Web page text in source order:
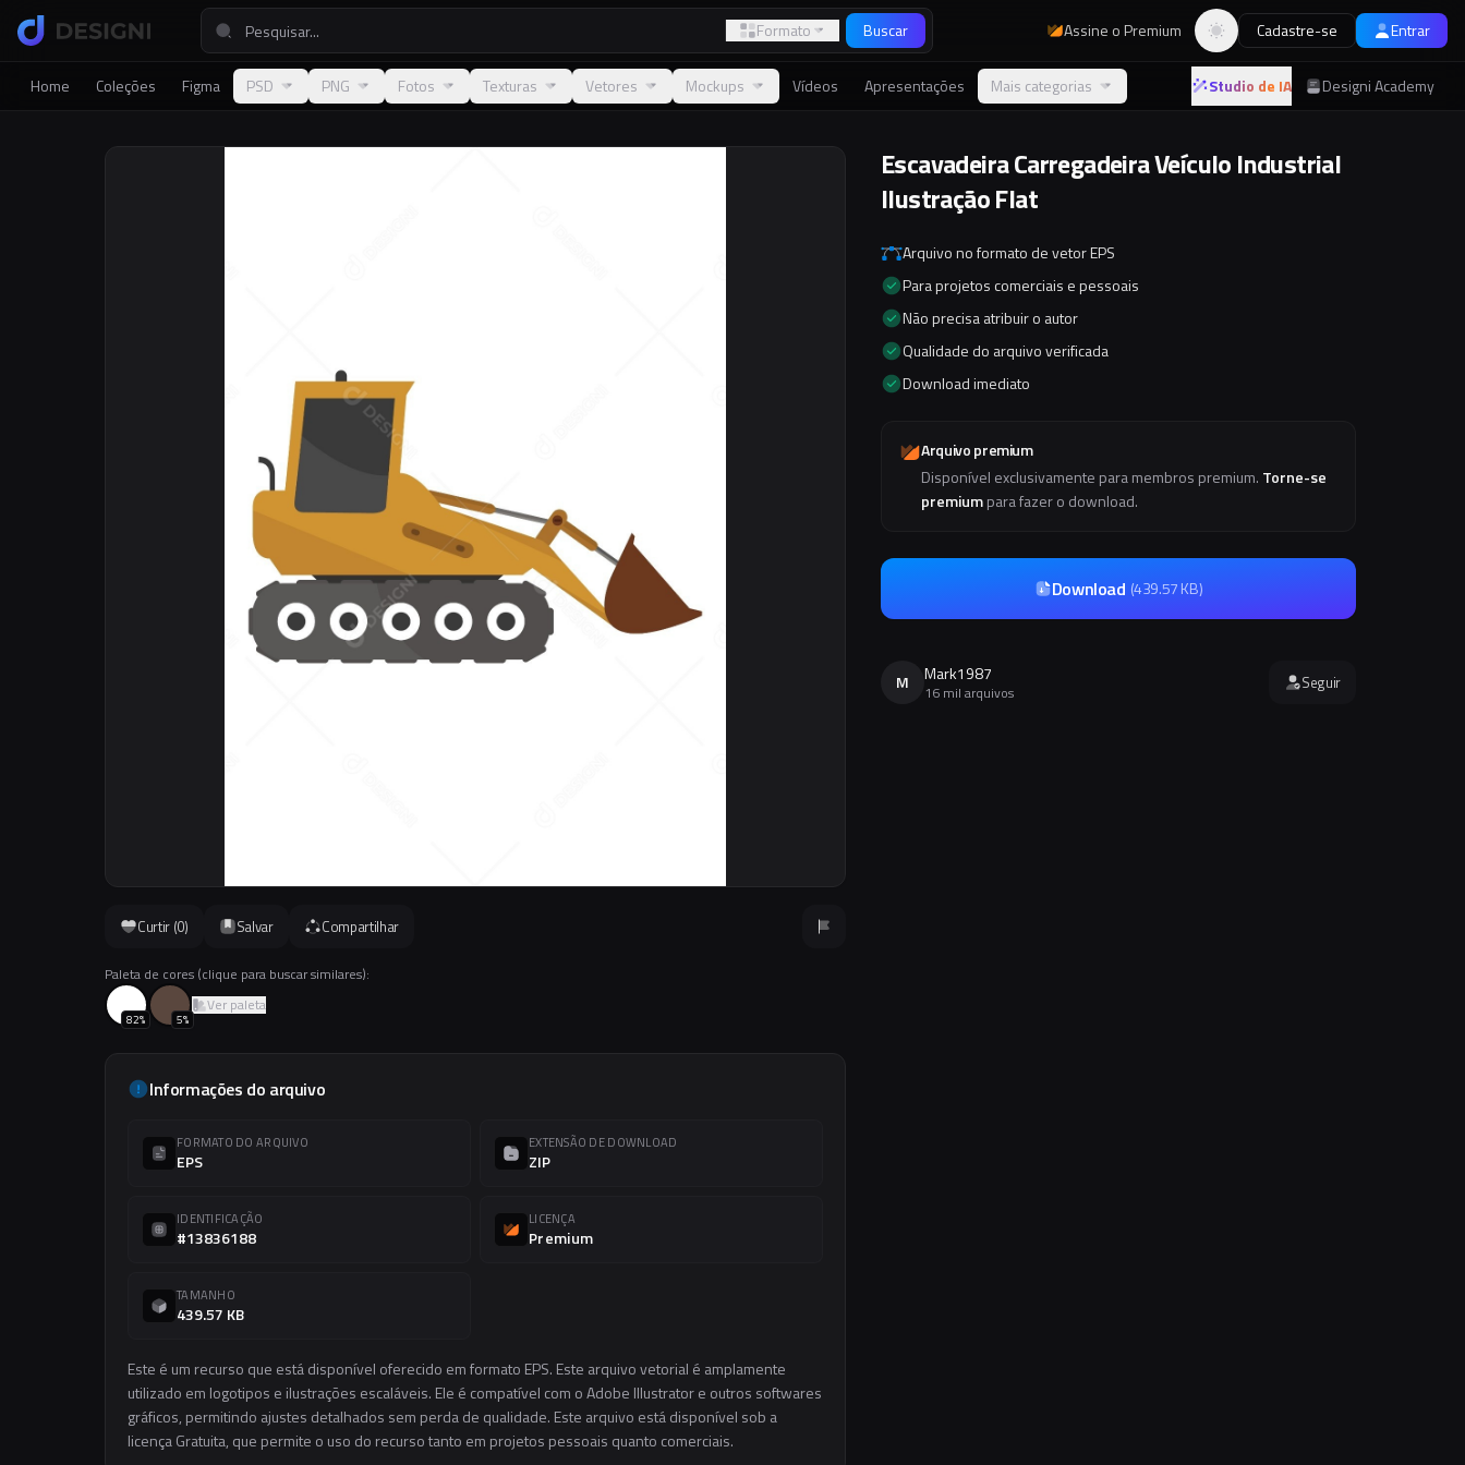
Formato Buscar Assine o Premium Alternar tema
Cadastre-se Entrar
Home Coleções Figma PSD PNG Fotos Texturas Vetores Mockups Vídeos Apresentações Mais categorias Studio de IA Designi Academy
Curtir (0) Salvar Compartilhar
Paleta de cores (clique para buscar similares):
82% 5%
Ver paleta
Informações do arquivo
FORMATO DO ARQUIVO
EPS
EXTENSÃO DE DOWNLOAD
ZIP
IDENTIFICAÇÃO
#13836188
LICENÇA
Premium
TAMANHO
439.57 KB
Este é um recurso que está disponível oferecido em formato EPS. Este arquivo vetorial é amplamente
utilizado em logotipos e ilustrações escaláveis. Ele é compatível com o Adobe Illustrator e outros softwares
gráficos, permitindo ajustes detalhados sem perda de qualidade. Este arquivo está disponível sob a
licença Gratuita, que permite o uso do recurso tanto em projetos pessoais quanto comerciais.
Escavadeira Carregadeira Veículo Industrial
Ilustração Flat
Arquivo no formato de vetor EPS
Para projetos comerciais e pessoais
Não precisa atribuir o autor
Qualidade do arquivo verificada
Download imediato
Arquivo premium
Disponível exclusivamente para membros premium. Torne-se
premiumpara fazer o download.
Download (439.57 KB)
M Mark1987
16 mil arquivos Seguir